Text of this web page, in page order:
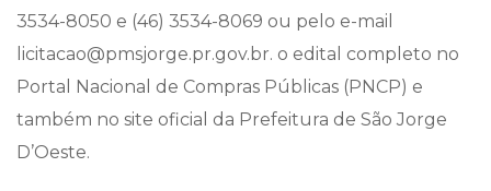
3534-8050 e (46) 3534-8069 ou pelo e-mail
licitacao@pmsjorge.pr.gov.br. o edital completo no
Portal Nacional de Compras Públicas (PNCP) e
também no site oficial da Prefeitura de São Jorge
D’Oeste.